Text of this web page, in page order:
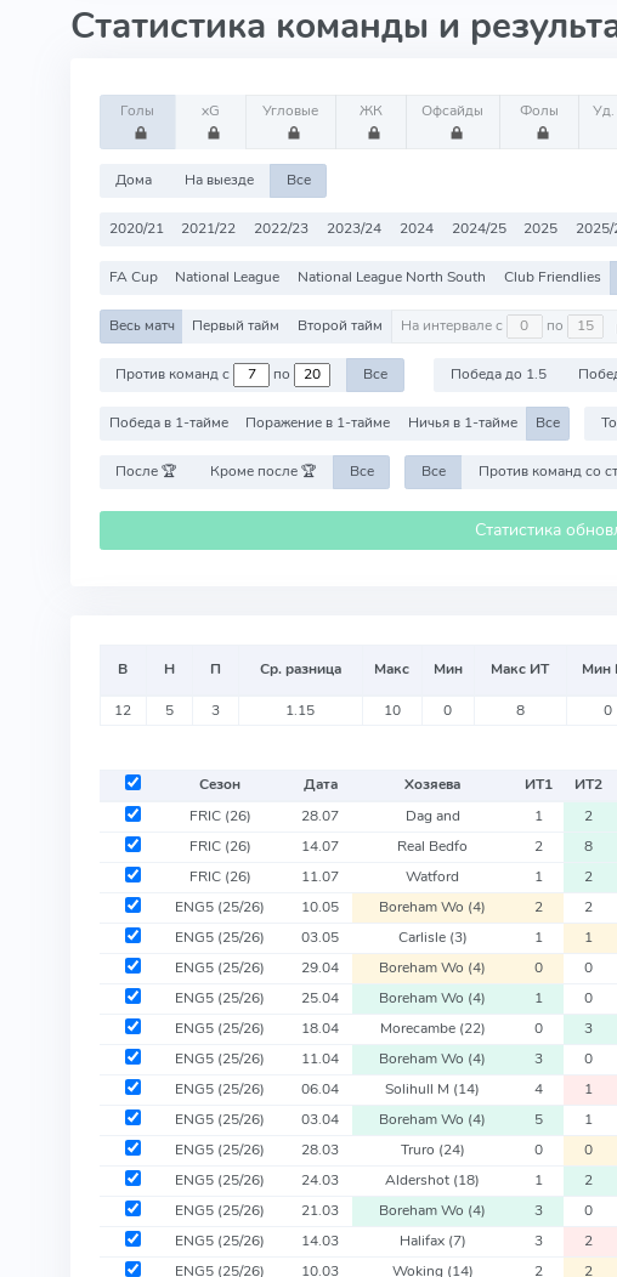
Статистика команды и
Голы xG Угловые ЖК Офсайды Фолы Уд.
Дома На выезде Все
2020/21 2021/22 2022/23 2023/24 2024 2024/25 2025 2025/
FA Cup National League National League North South Club Friendlies
Весь матч Первый тайм Второй тайм На интервале с по
Против команд с по Все Победа до 1.5
Победа в 1-тайме Поражение в 1-тайме Ничья в 1-тайме Все
После 🏆 Кроме после 🏆 Все Все
Статистика
В Н П Ср. разница Макс Мин Макс ИТ Мин
12 5 3 1.15 10 0 8 0
Сезон Дата Хозяева ИТ1 ИТ2
FRIC (26) 28.07 Dag and 1 2
FRIC (26) 14.07 Real Bedfo 2 8
FRIC (26) 11.07 Watford 1 2
ENG5 (25/26) 10.05 Boreham Wo (4) 2 2
ENG5 (25/26) 03.05 Carlisle (3) 1 1
ENG5 (25/26) 29.04 Boreham Wo (4) 0 0
ENG5 (25/26) 25.04 Boreham Wo (4) 1 0
ENG5 (25/26) 18.04 Morecambe (22) 0 3
ENG5 (25/26) 11.04 Boreham Wo (4) 3 0
ENG5 (25/26) 06.04 Solihull M (14) 4 1
ENG5 (25/26) 03.04 Boreham Wo (4) 5 1
ENG5 (25/26) 28.03 Truro (24) 0 0
ENG5 (25/26) 24.03 Aldershot (18) 1 2
ENG5 (25/26) 21.03 Boreham Wo (4) 3 0
ENG5 (25/26) 14.03 Halifax (7) 3 2
ENG5 (25/26) 10.03 Woking (14) 2 2